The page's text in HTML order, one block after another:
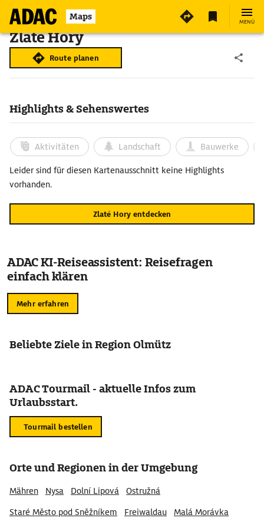
Maps MENÜ
Zlaté Hory
Route planen
Highlights & Sehenswertes
Aktivitäten Landschaft Bauwerke
Leider sind für diesen Kartenausschnitt keine Highlights
vorhanden.
Zlaté Hory entdecken
ADAC KI-Reiseassistent: Reisefragen
einfach klären
Mehr erfahren
Beliebte Ziele in Region Olmütz
ADAC Tourmail - aktuelle Infos zum
Urlaubsstart.
Tourmail bestellen
Orte und Regionen in der Umgebung
Mähren Nysa Dolní Lipová
Ostružná
Staré Město pod Sněžníkem
Freiwaldau Malá Morávka